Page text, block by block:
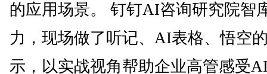
的应用场景。 钉钉AI咨询研究院智
力，现场做了听记、AI表格、悟空
示，以实战视角帮助企业高管感受